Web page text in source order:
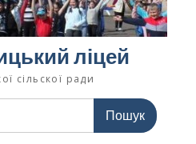
ліцей
сільскої ради